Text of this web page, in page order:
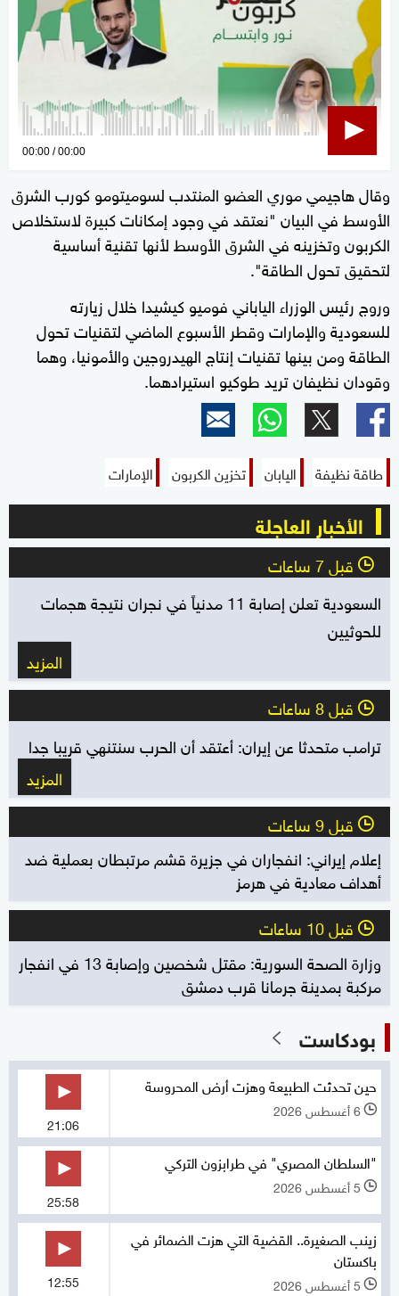
0
00:00 00:00
وقال هاجيمي موري العضو المنتدب لسوميتومو كورب الشرق
الأوسط في البيان "نعتقد في وجود إمكانات كبيرة لاستخلاص
الكربون وتخزينه في الشرق الأوسط لأنها تقنية أساسية
لتحقيق تحول الطاقة".
وروج رئيس الوزراء الياباني فوميو كيشيدا خلال زيارته
للسعودية والإمارات وقطر الأسبوع الماضي لتقنيات تحول
الطاقة ومن بينها تقنيات إنتاج الهيدروجين والأمونيا، وهما
وقودان نظيفان تريد طوكيو استيرادهما.
طاقة نظيفة اليابان تخزين الكربون الإمارات
الأخبار العاجلة
l قبل 7 ساعات
السعودية تعلن إصابة 11 مدنياً في نجران نتيجة هجمات
للحوثيين
المزيد
l قبل 8 ساعات
ترامب متحدثا عن إيران: أعتقد أن الحرب سنتنهي قريبا جدا
المزيد
l قبل 9 ساعات
إعلام إيراني: انفجاران في جزيرة قشم مرتبطان بعملية ضد
أهداف معادية في هرمز
l قبل 10 ساعات
وزارة الصحة السورية: مقتل شخصين وإصابة 13 في انفجار
مركبة بمدينة جرمانا قرب دمشق
بودكاست
حين تحدثت الطبيعة وهزت أرض المحروسة
l 6 أغسطس 2026
21:06
"السلطان المصري" في طرابزون التركي
l 5 أغسطس 2026
25:58
زينب الصغيرة.. القضية التي هزت الضمائر في
باكستان
l 5 أغسطس 2026 12:55